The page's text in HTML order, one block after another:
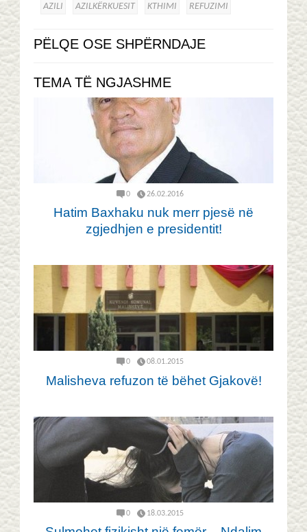
AZILI AZILKËRKUESIT KTHIMI REFUZIMI
PËLQE OSE SHPËRNDAJE
TEMA TË NGJASHME
0 26.02.2016
Hatim Baxhaku nuk merr pjesë në
zgjedhjen e presidentit!
0 08.01.2015
Malisheva refuzon të bëhet Gjakovë!
0 18.03.2015